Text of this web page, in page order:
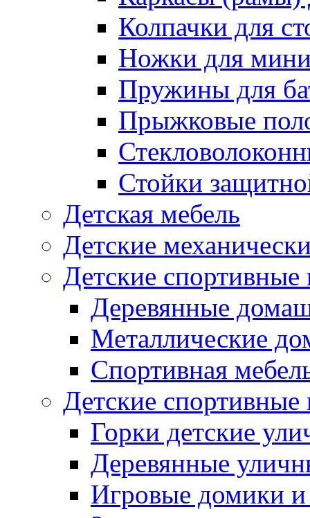
Колпачки для
Ножки для
Пружины для
Прыжковые
Стойки
Детская мебель
Детские
Детские
Деревянные
Металлические
Спортивная
Детские
Горки детские
Деревянные
Игровые домики и